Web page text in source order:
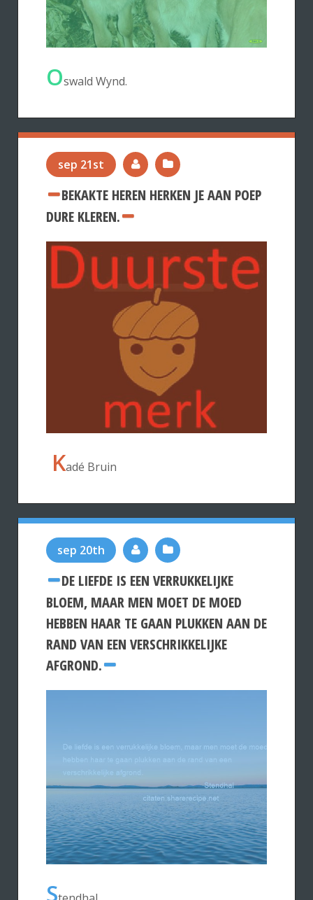
Oswald Wynd.
sep 21st
BEKAKTE HEREN HERKEN JE AAN POEP
DURE KLEREN.
Kadé Bruin
sep 20th
DE LIEFDE IS EEN VERRUKKELIJKE
BLOEM, MAAR MEN MOET DE MOED
HEBBEN HAAR TE GAAN PLUKKEN AAN DE
RAND VAN EEN VERSCHRIKKELIJKE
AFGROND.
S